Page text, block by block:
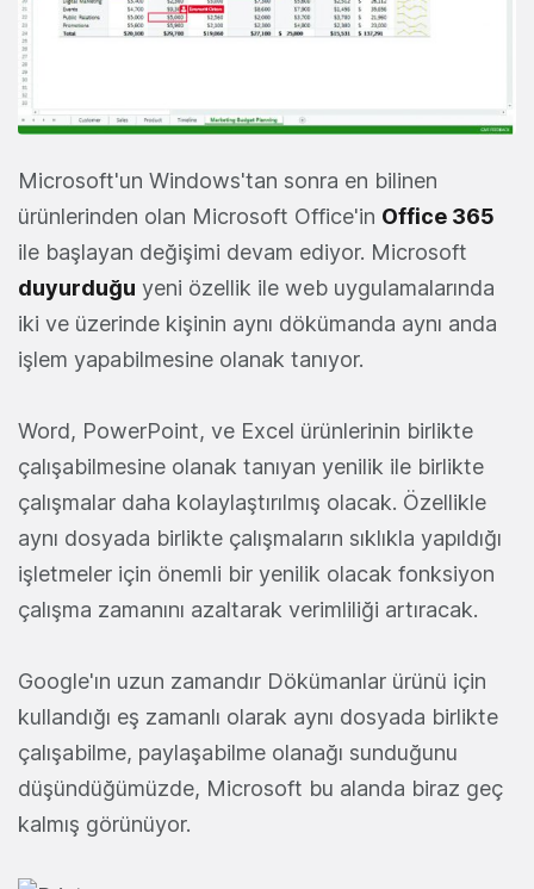
Microsoft'un Windows'tan sonra en bilinen
ürünlerinden olan Microsoft Office'in Office 365
ile başlayan değişimi devam ediyor. Microsoft
duyurduğu yeni özellik ile web uygulamalarında
iki ve üzerinde kişinin aynı dökümanda aynı anda
işlem yapabilmesine olanak tanıyor.
Word, PowerPoint, ve Excel ürünlerinin birlikte
çalışabilmesine olanak tanıyan yenilik ile birlikte
çalışmalar daha kolaylaştırılmış olacak. Özellikle
aynı dosyada birlikte çalışmaların sıklıkla yapıldığı
işletmeler için önemli bir yenilik olacak fonksiyon
çalışma zamanını azaltarak verimliliği artıracak.
Google'ın uzun zamandır Dökümanlar ürünü için
kullandığı eş zamanlı olarak aynı dosyada birlikte
çalışabilme, paylaşabilme olanağı sunduğunu
düşündüğümüzde, Microsoft bu alanda biraz geç
kalmış görünüyor.